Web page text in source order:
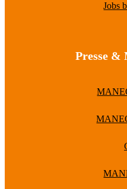
Jobs
Presse &